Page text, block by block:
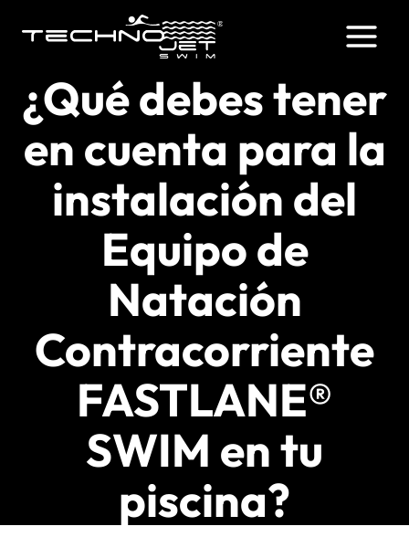
¿Qué debes tener
en cuenta para la
instalación del
Equipo de
Natación
Contracorriente
FASTLANE®
SWIM en tu
piscina?